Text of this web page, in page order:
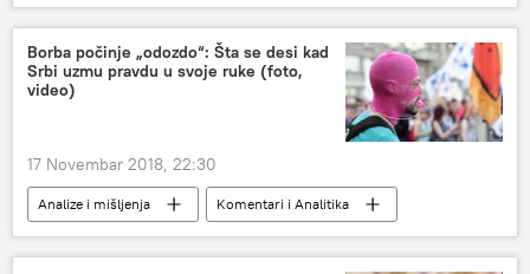
američka zastava
Region
Borba počinje „odozdo“: Šta se desi kad
Srbi uzmu pravdu u svoje ruke (foto,
video)
17 Novembar 2018, 22:30
Analize i mišljenja
Komentari i Analitika
Srbija
samoorganizovanje građana